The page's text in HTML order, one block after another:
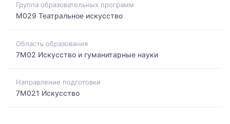
Группа образовательных программ
M029 Театральное искусство
Область образования
7M02 Искусство и гуманитарные науки
Направление подготовки
7M021 Искусство